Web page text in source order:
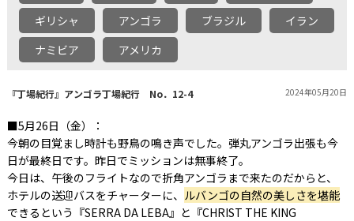
ギリシャ
アンゴラ ブラジル
イラン
ナミビア
アメリカ
『丁場紀行』アンゴラ丁場紀行 No．12-4 2024年05月20日
■5月26日（金）：
今朝の目覚まし時計も野鳥の鳴き声でした。弾丸アンゴラ出張も今
日が最終日です。昨日でミッションは無事終了。
今日は、午後のフライトなので折角アンゴラまで来たのだからと、
ホテルの送迎バスをチャーターに、 ルバンゴの自然の美しさを堪能
できるという『SERRA DA LEBA』と『CHRIST THE KING